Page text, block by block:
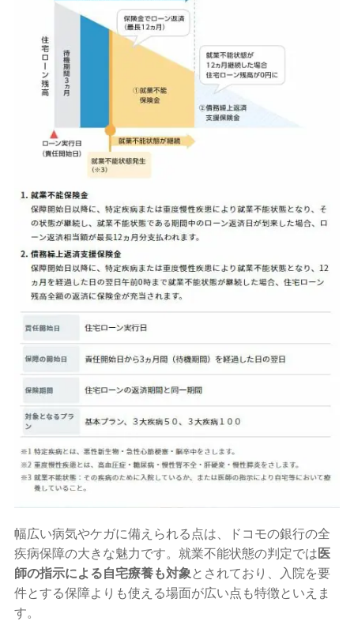
幅広い病気やケガに備えられる点は、ドコモの銀行の全
疾病保障の大きな魅力です。就業不能状態の判定では 医
師の指示による自宅療養も対象 とされており、入院を要
件とする保障よりも使える場面が広い点も特徴といえま
す。